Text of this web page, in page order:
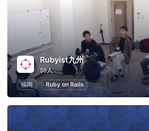
Rubyist九州
55人
福岡
Ruby on Rails